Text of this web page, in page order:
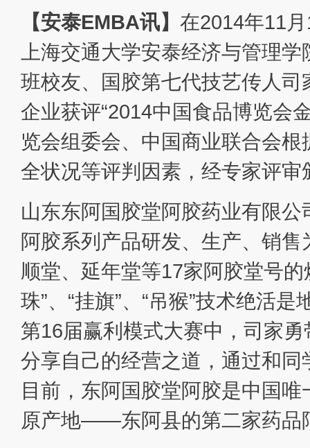
【安泰EMBA讯】 在2014年11
上海交通大学安泰经济与管理
班校友、国胶第七代技艺传人司
企业获评“2014中国食品博览会
览会组委会、中国商业联合会
全状况等评判因素，经专家评审
山东东阿国胶堂阿胶药业有限
阿胶系列产品研发、生产、销
顺堂、延年堂等17家阿胶堂号的
珠”、“挂旗”、“吊猴”技术绝活
第16届赢利模式大赛中，司家
分享自己的经营之道，通过和
目前，东阿国胶堂阿胶是中国
原产地——东阿县的第二家药品